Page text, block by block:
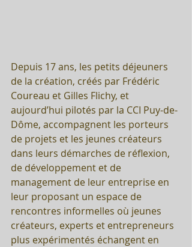
Depuis 17 ans, les petits déjeuners
de la création, créés par Frédéric
Coureau et Gilles Flichy, et
aujourd’hui pilotés par la CCI Puy-de-
Dôme, accompagnent les porteurs
de projets et les jeunes créateurs
dans leurs démarches de réflexion,
de développement et de
management de leur entreprise en
leur proposant un espace de
rencontres informelles où jeunes
créateurs, experts et entrepreneurs
plus expérimentés échangent en